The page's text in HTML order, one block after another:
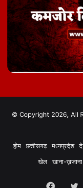
© Copyright 2026, All
होम
छत्तीसगढ़ मध्यप्रदेश
खेल
खाना-ख़जाना